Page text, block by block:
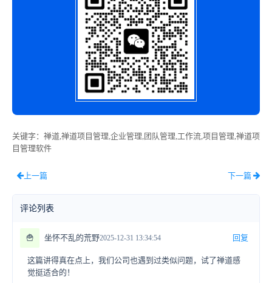
关键字 ：禅道,禅道项目管理,企业管理,团队管理,工作流,项目管理,禅道项
目管理软件
上一篇 下一篇
评论列表
🍟 坐怀不乱的荒野2025-12-31 13:34:54 回复
这篇讲得真在点上，我们公司也遇到过类似问题，试了禅道感
觉挺适合的！